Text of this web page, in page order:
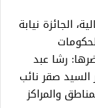
الجائزة نيابة
رشا عبد
السيد صقر نائب
والمراكز